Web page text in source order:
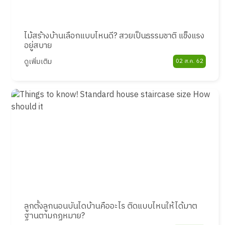
ไม้สร้างบ้านเลือกแบบไหนดี? สวยเป็นธรรมชาติ แข็งแรง
อยู่สบาย
ดูเพิ่มเติม 02 ส.ค. 62
ลูกตั้งลูกนอนบันไดบ้านคืออะไร ติดแบบไหนให้ได้มาต
ฐานตามกฏหมาย?